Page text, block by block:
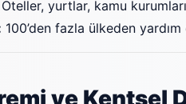
Oteller, yurtlar, kamu kurumları
100’den fazla ülkeden
ve Kentsel